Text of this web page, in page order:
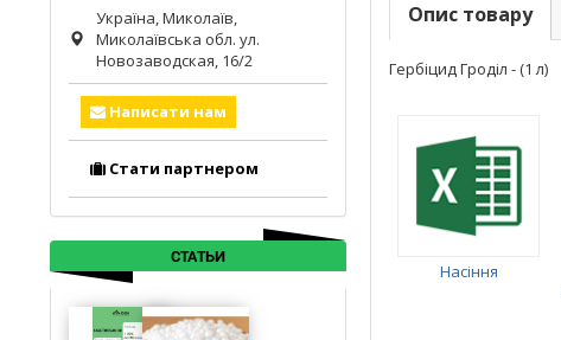
Опис товару
Гербіцид Гроділ - (1 л)
Насіння
Україна,Миколаїв,
Миколаївська обл. ул.
Новозаводская, 16/2
Написати нам
Стати партнером
СТАТЬИ